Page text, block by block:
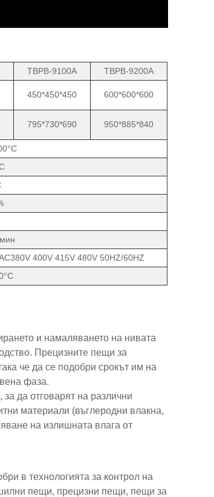
TBPB-9100A
TBPB-9200A
450*450*450 600*600*600
795*730*690 950*885*840
400V 415V 480V 50HZ/60HZ
и намаляването на нивата
Прецизните пещи за
че да се подобри срокът им на
фаза.
да отговарят на различни
материали (въглеродни влакна,
на излишната влага от
в технологията за контрол на
пещи, прецизни пещи, пещи за